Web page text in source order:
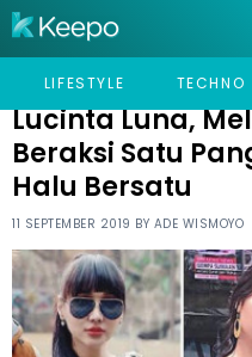
LIFESTYLE TECHNO
HOME CELEB
LUCINTA LUNA,
Lucinta Luna,
Beraksi Satu
Halu Bersatu
11 SEPTEMBER 2019 BY ADE WISMOYO